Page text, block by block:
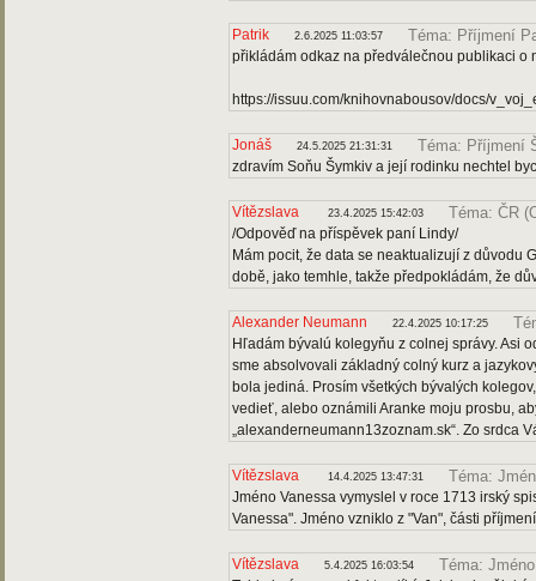
Patrik 2.6.2025 11:03:57 Téma: Příjmení
přikládám odkaz na předválečnou publikaci o
https://issuu.com/knihovnabousov/docs/
Jonáš 24.5.2025 21:31:31 Téma: Příjmení
zdravím Soňu Šymkiv a její rodinku nechtel
Vítězslava 23.4.2025 15:42:03 Téma: ČR
/Odpověď na příspěvek paní Lindy/
Mám pocit, že data se neaktualizují z důvodu
době, jako temhle, takže předpokládám, že
Alexander Neumann 22.4.2025 10:17:25
Hľadám bývalú kolegyňu z colnej správy. Asi
sme absolvovali základný colný kurz a
bola jediná. Prosím všetkých bývalých
vedieť, alebo oznámili Aranke moju prosbu,
„alexanderneumann13zoznam.sk“. Zo srdca
Vítězslava 14.4.2025 13:47:31 Téma:
Jméno Vanessa vymyslel v roce 1713 irský
Vanessa". Jméno vzniklo z "Van", části
Vítězslava 5.4.2025 16:03:54 Téma: